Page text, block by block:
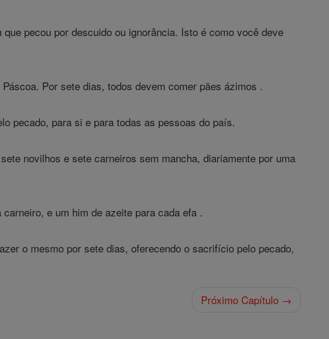
pecou por descuido ou ignorância. Isto é como você deve
Por sete dias, todos devem comer pães ázimos .
pecado, para si e para todas as pessoas do país.
novilhos e sete carneiros sem mancha, diariamente por uma
e um him de azeite para cada efa .
o mesmo por sete dias, oferecendo o sacrifício pelo pecado,
Próximo Capítulo →